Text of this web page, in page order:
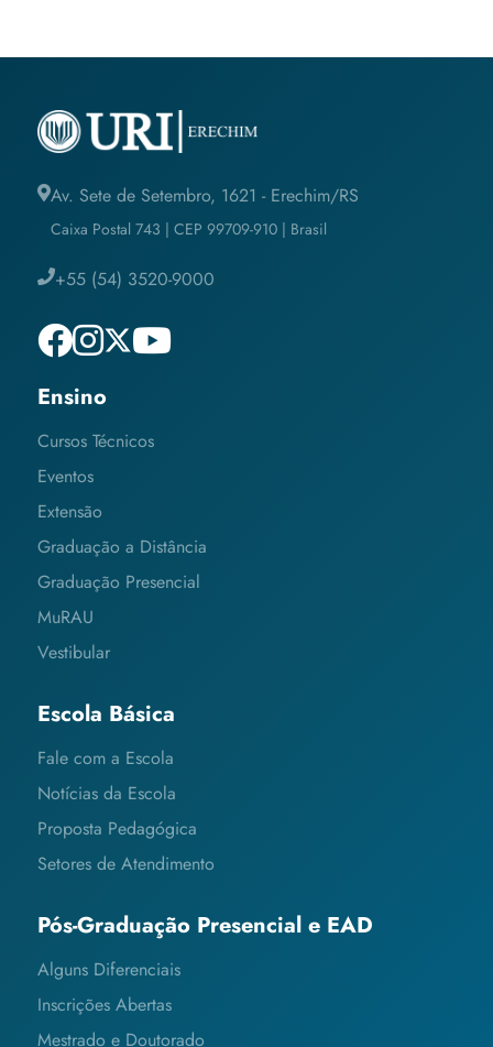
Av. Sete de Setembro, 1621 - Erechim/RS
Caixa Postal 743 | CEP 99709-910 | Brasil
+55 (54) 3520-9000
Ensino
Cursos Técnicos
Eventos
Extensão
Graduação a Distância
Graduação Presencial
MuRAU
Vestibular
Escola Básica
Fale com a Escola
Notícias da Escola
Proposta Pedagógica
Setores de Atendimento
Pós-Graduação Presencial e EAD
Alguns Diferenciais
Inscrições Abertas
Mestrado e Doutorado